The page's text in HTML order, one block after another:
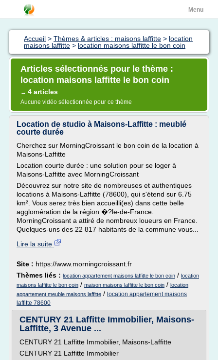
Menu
Accueil > Thèmes & articles : maisons laffitte > location
maisons laffitte > location maisons laffitte le bon coin
Articles sélectionnés pour le thème :
location maisons laffitte le bon coin
→ 4 articles
Aucune vidéo sélectionnée pour ce thème
Location de studio à Maisons-Laffitte : meublé
courte durée
Cherchez sur MorningCroissant le bon coin de la location à
Maisons-Laffitte
Location courte durée : une solution pour se loger à
Maisons-Laffitte avec MorningCroissant
Découvrez sur notre site de nombreuses et authentiques
locations à Maisons-Laffitte (78600), qui s'étend sur 6.75
km². Vous serez très bien accueilli(es) dans cette belle
agglomération de la région �?le-de-France.
MorningCroissant a attiré de nombreux loueurs en France.
Quelques-uns des 22 817 habitants de la commune vous...
Lire la suite
Site : https://www.morningcroissant.fr
Thèmes liés : location appartement maisons laffitte le bon coin / location
maisons laffitte le bon coin / maison maisons laffitte le bon coin / location
appartement meuble maisons laffitte / location appartement maisons
laffitte 78600
CENTURY 21 Laffitte Immobilier, Maisons-
Laffitte, 3 Avenue ...
CENTURY 21 Laffitte Immobilier, Maisons-Laffitte
CENTURY 21 Laffitte Immobilier